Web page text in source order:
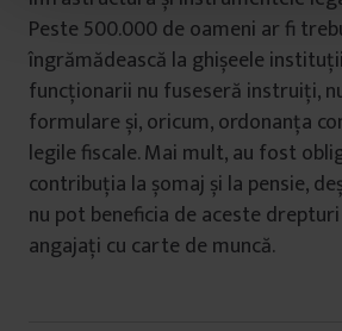
Peste 500.000 de oameni ar fi
îngrămădească la ghișeele
funcționarii nu fuseseră instruiți,
formulare și, oricum, ordonanța
legile fiscale. Mai mult, au fost
contribuția la șomaj și la pensie,
nu pot beneficia de aceste
angajați cu carte de muncă.